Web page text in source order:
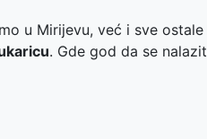
u Mirijevu, već i sve
. Gde god da se